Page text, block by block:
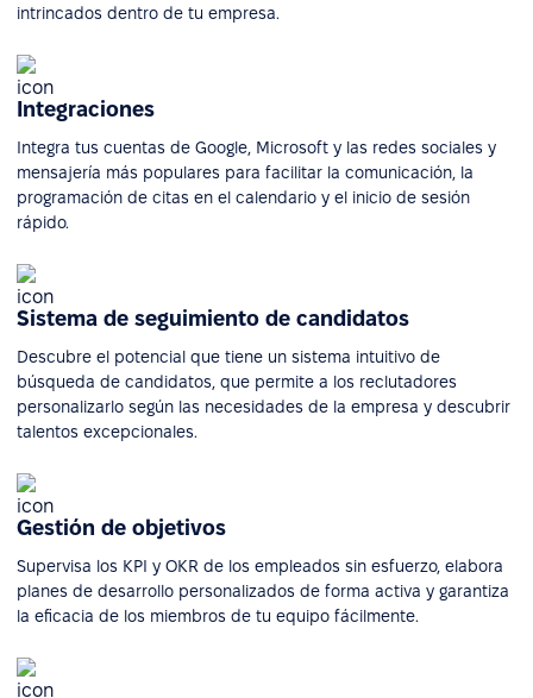
intrincados dentro de tu empresa.
Integraciones
Integra tus cuentas de Google, Microsoft y las redes sociales y
mensajería más populares para facilitar la comunicación, la
programación de citas en el calendario y el inicio de sesión
rápido.
Sistema de seguimiento de candidatos
Descubre el potencial que tiene un sistema intuitivo de
búsqueda de candidatos, que permite a los reclutadores
personalizarlo según las necesidades de la empresa y descubrir
talentos excepcionales.
Gestión de objetivos
Supervisa los KPI y OKR de los empleados sin esfuerzo, elabora
planes de desarrollo personalizados de forma activa y garantiza
la eficacia de los miembros de tu equipo fácilmente.